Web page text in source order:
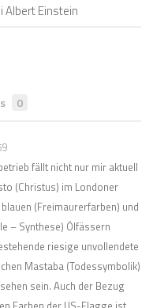
Einstein
0
fällt nicht nur mir aktuell
(Christus) im Londoner
(Freimaurerfarben) und
– Synthese) Ölfässern
riesige unvollendete
Mastaba (Todessymbolik)
sein. Auch der Bezug